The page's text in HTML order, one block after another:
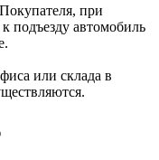
при
подъезду автомобиль
или склада в